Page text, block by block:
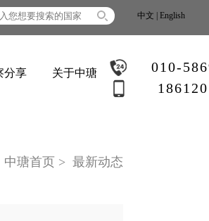
中文 |English
分享 关于中瑭
010-
中瑭首页 > 最新动态